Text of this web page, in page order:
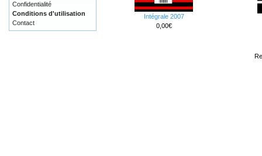
Intégrale 2007
0,00€
Confidentialité
Conditions d'utilisation
Contact